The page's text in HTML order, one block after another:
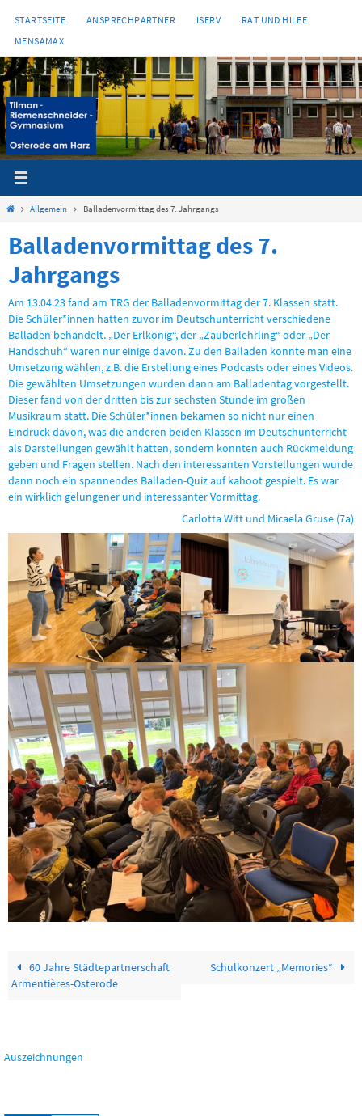
Inhalt
springen
STARTSEITE ANSPRECHPARTNER ISERV
RAT UND HILFE
MENSAMAX
StartAllgemein Balladenvormittag des 7. Jahrgangs
Balladenvormittag des 7.
Jahrgangs
Am 13.04.23 fand am TRG der Balladenvormittag der 7. Klassen statt.
Die Schüler*innen hatten zuvor im Deutschunterricht verschiedene
Balladen behandelt. „Der Erlkönig“, der „Zauberlehrling“ oder „Der
Handschuh“ waren nur einige davon. Zu den Balladen konnte man eine
Umsetzung wählen, z.B. die Erstellung eines Podcasts oder eines Videos.
Die gewählten Umsetzungen wurden dann am Balladentag vorgestellt.
Dieser fand von der dritten bis zur sechsten Stunde im großen
Musikraum statt. Die Schüler*innen bekamen so nicht nur einen
Eindruck davon, was die anderen beiden Klassen im Deutschunterricht
als Darstellungen gewählt hatten, sondern konnten auch Rückmeldung
geben und Fragen stellen. Nach den interessanten Vorstellungen wurde
dann noch ein spannendes Balladen-Quiz auf kahoot gespielt. Es war
ein wirklich gelungener und interessanter Vormittag.
Carlotta Witt und Micaela Gruse (7a)
60 Jahre Städtepartnerschaft
Armentières-Osterode
Schulkonzert „Memories“
Auszeichnungen